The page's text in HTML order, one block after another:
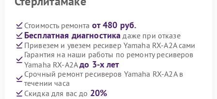
Стоимость ремонта от 480 руб.
Бесплатная диагностика даже при отказе
Привезем и увезем ресивер Yamaha RX-A2A сами
Гарантия на наши работы по ремонту ресиверов
Yamaha RX-A2Aдо 3-х лет
Срочный ремонт ресиверов Yamaha RX-A2A в
течении часа
Скидка для вас до 20%